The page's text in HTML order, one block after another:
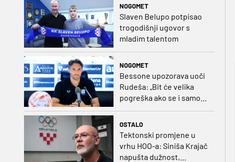
NOGOMET
Slaven Belupo potpisao
trogodišnji ugovor s
mladim talentom
NOGOMET
Bessone upozorava uoči
Rudeša: „Bit će velika
pogreška ako se i samo
OSTALO
Tektonski promjene u
vrhu HOO-a: Siniša Krajač
napušta dužnost,